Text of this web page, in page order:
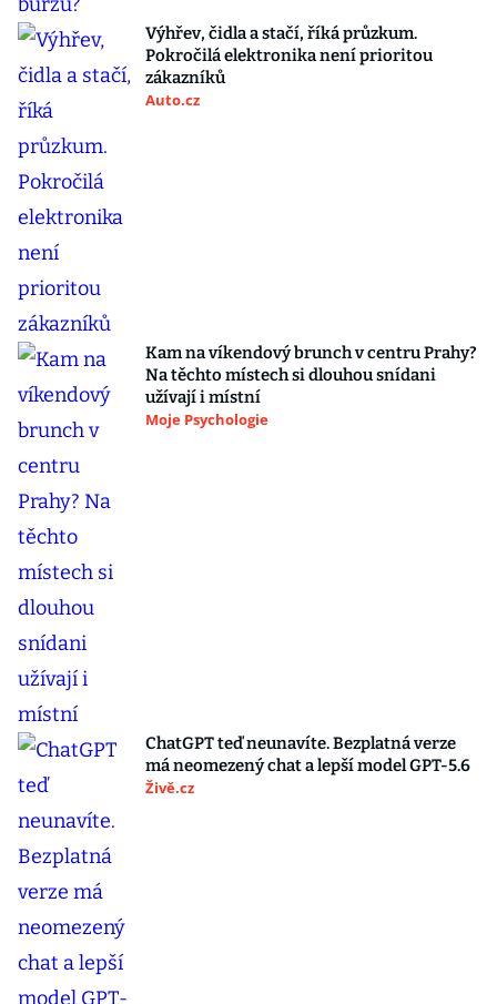
Výhřev, čidla a stačí, říká průzkum.
Pokročilá elektronika není prioritou
zákazníků
Auto.cz
Kam na víkendový brunch v centru Prahy?
Na těchto místech si dlouhou snídani
užívají i místní
Moje Psychologie
ChatGPT teď neunavíte. Bezplatná verze
má neomezený chat a lepší model GPT-5.6
Živě.cz